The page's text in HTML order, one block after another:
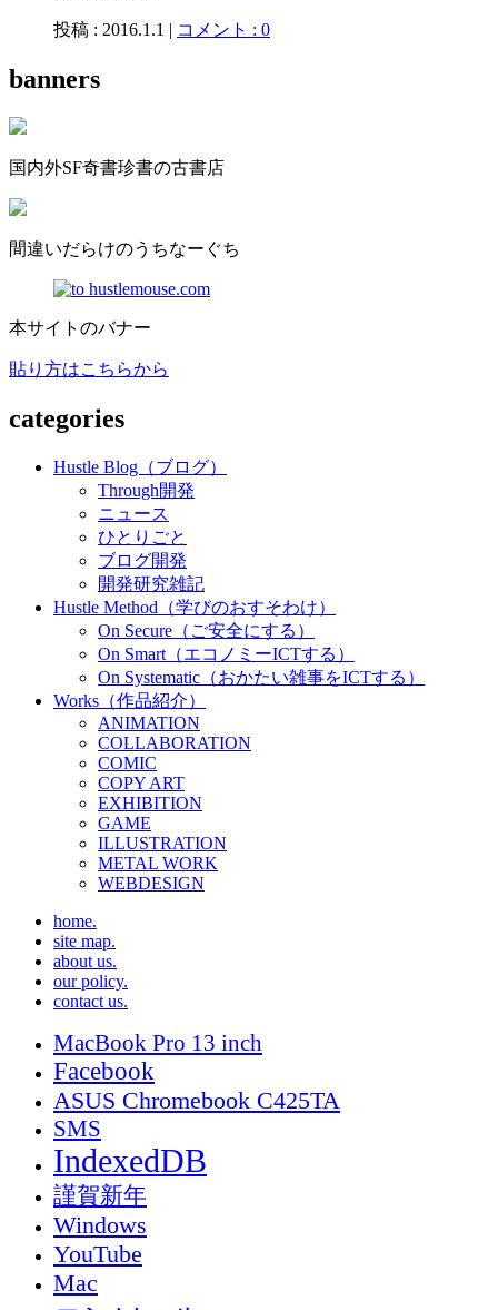
投稿 : 2016.1.1 | コメント : 0
banners
国内外SF奇書珍書の古書店
間違いだらけのうちなーぐち
本サイトのバナー
貼り方はこちらから
categories
Hustle Blog（ブログ）
Through開発
ニュース
ひとりごと
ブログ開発
開発研究雑記
Hustle Method（学びのおすそわけ）
On Secure（ご安全にする）
On Smart（エコノミーICTする）
On Systematic（おかたい雑事をICTする）
Works（作品紹介）
ANIMATION
COLLABORATION
COMIC
COPY ART
EXHIBITION
GAME
ILLUSTRATION
METAL WORK
WEBDESIGN
home.
site map.
about us.
our policy.
contact us.
MacBook Pro 13 inch
Facebook
ASUS Chromebook C425TA
SMS
IndexedDB
謹賀新年
Windows
YouTube
Mac